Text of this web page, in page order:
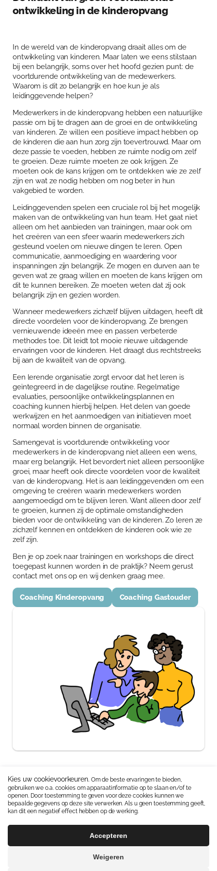
Over Anja Lutz
Aanbod
Gespreks- en reflectiesets
Aanbod
Winkelwagen
Mijn account
Contact
Agenda
ontwikkeling in de kinderopvang
In de wereld van de kinderopvang draait alles om de
ontwikkeling van kinderen. Maar laten we eens stilstaan
bij een belangrijk, soms over het hoofd gezien punt: de
voortdurende ontwikkeling van de medewerkers.
Waarom is dit zo belangrijk en hoe kun je als
leidinggevende helpen?
Medewerkers in de kinderopvang hebben een natuurlijke
passie om bij te dragen aan de groei en de ontwikkeling
van kinderen. Ze willen een positieve impact hebben op
de kinderen die aan hun zorg zijn toevertrouwd. Maar om
deze passie te voeden, hebben ze ruimte nodig om zelf
te groeien. Deze ruimte moeten ze ook krijgen. Ze
moeten ook de kans krijgen om te ontdekken wie ze zelf
zijn en wat ze nodig hebben om nog beter in hun
vakgebied te worden.
Leidinggevenden spelen een cruciale rol bij het mogelijk
maken van de ontwikkeling van hun team. Het gaat niet
alleen om het aanbieden van trainingen, maar ook om
het creëren van een sfeer waarin medewerkers zich
gesteund voelen om nieuwe dingen te leren. Open
communicatie, aanmoediging en waardering voor
inspanningen zijn belangrijk. Ze mogen en durven aan te
geven wat ze graag willen en moeten de kans krijgen om
dit te kunnen bereiken. Ze moeten weten dat zij ook
belangrijk zijn en gezien worden.
Wanneer medewerkers zichzelf blijven uitdagen, heeft dit
directe voordelen voor de kinderopvang. Ze brengen
vernieuwende ideeën mee en passen verbeterde
methodes toe. Dit leidt tot mooie nieuwe uitdagende
ervaringen voor de kinderen. Het draagt dus rechtstreeks
bij aan de kwaliteit van de opvang.
Een lerende organisatie zorgt ervoor dat het leren is
geïntegreerd in de dagelijkse routine. Regelmatige
evaluaties, persoonlijke ontwikkelingsplannen en
coaching kunnen hierbij helpen. Het delen van goede
werkwijzen en het aanmoedigen van initiatieven moet
normaal worden binnen de organisatie.
Samengevat is voortdurende ontwikkeling voor
medewerkers in de kinderopvang niet alleen een wens,
maar erg belangrijk. Het bevordert niet alleen persoonlijke
groei, maar heeft ook directe voordelen voor de kwaliteit
van de kinderopvang. Het is aan leidinggevenden om een
omgeving te creëren waarin medewerkers worden
aangemoedigd om te blijven leren. Want alleen door zelf
te groeien, kunnen zij de optimale omstandigheden
bieden voor de ontwikkeling van de kinderen. Zo leren ze
zichzelf kennen en ontdekken de kinderen ook wie ze
zelf zijn.
Ben je op zoek naar trainingen en workshops die direct
toegepast kunnen worden in de praktijk? Neem gerust
contact met ons op en wij denken graag mee.
Coaching Kinderopvang Coaching Gastouder
Neem contact op:06 15336587|info@jipkes.nl
Handige linkjes:Pedagogisch coach|Blog en Downloads
Kies uw cookievoorkeuren. Om de beste ervaringen te bieden,
gebruiken we o.a. cookies om apparaatinformatie op te slaan en/of te
openen. Door toestemming te geven voor deze cookies kunnen we
bepaalde gegevens op deze site verwerken. Als u geen toestemming geeft,
kan dit een negatief effect hebben op de werking.
Accepteren
Weigeren